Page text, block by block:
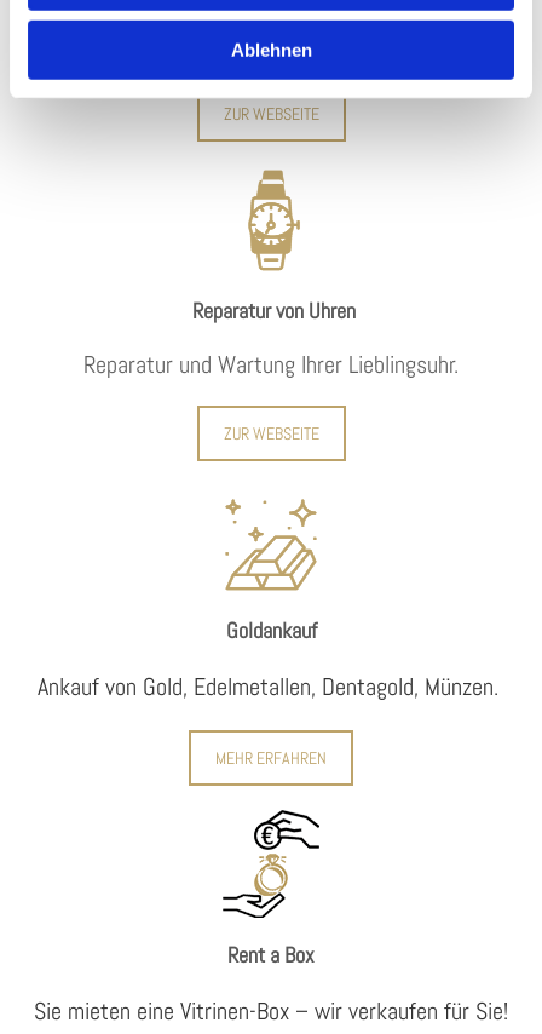
Ablehnen
Große Auswahl von Trauringen.
ZUR WEBSEITE
Reparatur von Uhren
Reparatur und Wartung Ihrer Lieblingsuhr.
ZUR WEBSEITE
Goldankauf
Ankauf von Gold, Edelmetallen, Dentagold, Münzen.
MEHR ERFAHREN
Rent a Box
Sie mieten eine Vitrinen-Box – wir verkaufen für Sie!